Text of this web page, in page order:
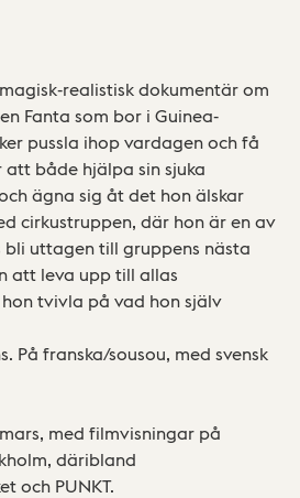
realistisk dokumentär om
Fanta som bor i Guinea-
pussla ihop vardagen och få
både hjälpa sin sjuka
ägna sig åt det hon älskar
cirkustruppen, där hon är en av
uttagen till gruppens nästa
att leva upp till allas
tvivla på vad hon själv
På franska/sousou, med svensk
med filmvisningar på
däribland
och PUNKT.